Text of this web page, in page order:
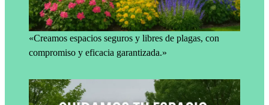
«Creamos espacios seguros y libres de plagas, con
compromiso y eficacia garantizada.»